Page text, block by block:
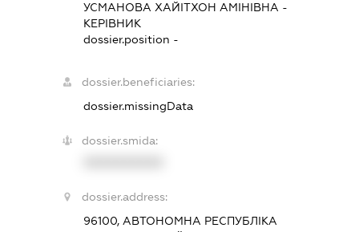
УСМАНОВА ХАЙІТХОН АМІНІВНА -
КЕРІВНИК
dossier.position -
dossier.beneficiaries:
dossier.missingData
dossier.smida:
dossier.address:
96100, АВТОНОМНА РЕСПУБЛІКА